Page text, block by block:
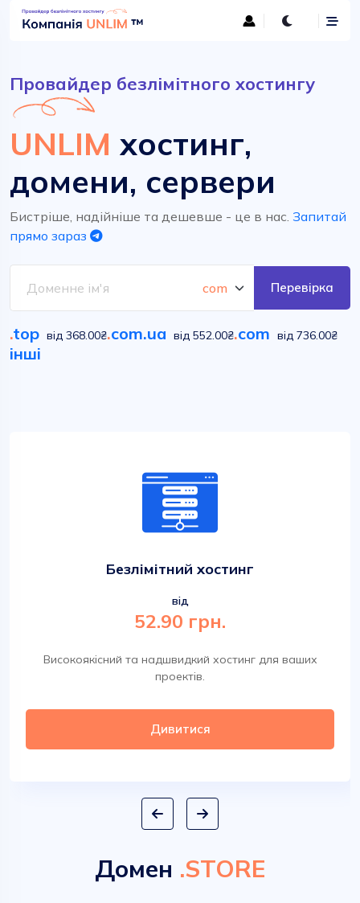
Провайдер безлімітного хостингу
UNLIM хостинг,
домени, сервери
Бистріше, надійніше та дешевше - це в нас. Запитай
прямо зараз
Перевірка
.top від 368.00₴.com.ua від 552.00₴.com від 736.00₴
інші
Безлімітний хостинг
від
52.90 грн.
Високоякісний та надшвидкий хостинг для ваших
проектів.
Дивитися
Домен .STORE